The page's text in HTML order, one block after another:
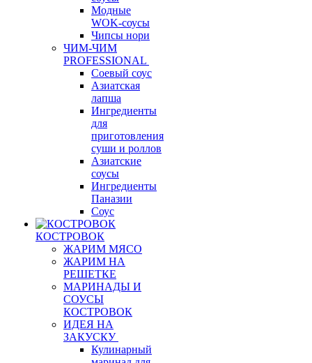
Модные
WOK-соусы
Чипсы нори
ЧИМ-ЧИМ
PROFESSIONAL
Соевый соус
Азиатская
лапша
Ингредиенты
для
приготовления
суши и роллов
Азиатские
соусы
Ингредиенты
Паназии
Соус
КОСТРОВОК
ЖАРИМ МЯСО
ЖАРИМ НА
РЕШЕТКЕ
МАРИНАДЫ И
СОУСЫ
КОСТРОВОК
ИДЕЯ НА
ЗАКУСКУ
Кулинарный